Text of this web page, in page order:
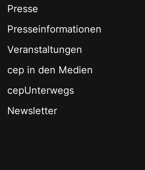
Presse
Presseinformationen
Veranstaltungen
cep in den Medien
cepUnterwegs
Newsletter